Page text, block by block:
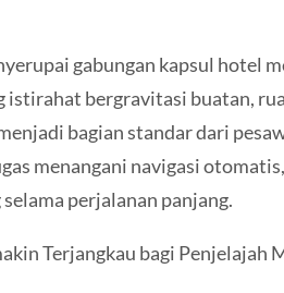
gabungan kapsul hotel
istirahat bergravitasi buatan,
bagian standar dari
menangani navigasi
perjalanan panjang.
Terjangkau bagi Penjelajah